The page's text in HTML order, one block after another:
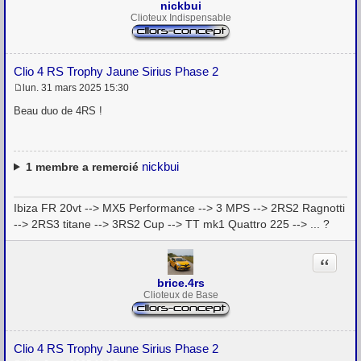
nickbui
Clioteux Indispensable
Clio 4 RS Trophy Jaune Sirius Phase 2
e
g
e
lun. 31 mars 2025 15:30
Beau duo de 4RS !
1membre a remercié nickbui
Ibiza FR 20vt --> MX5 Performance --> 3 MPS --> 2RS2 Ragnotti
--> 2RS3 titane --> 3RS2 Cup --> TT mk1 Quattro 225 --> ... ?
brice.4rs
Clioteux de Base
Clio 4 RS Trophy Jaune Sirius Phase 2
Citation